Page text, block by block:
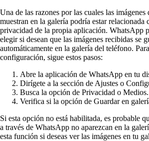
Una de las razones por las cuales las
muestran en la galería podría estar
privacidad de la propia aplicación. WhatsApp
elegir si desean que las imágenes recibidas se
automáticamente en la galería del teléfono.
configuración, sigue estos pasos:
Abre la aplicación de WhatsApp en tu
Dirígete a la sección de Ajustes o
Busca la opción de Privacidad o Medios.
Verifica si la opción de Guardar en
Si esta opción no está habilitada, es probable
a través de WhatsApp no aparezcan en la
esta función si deseas ver las imágenes en tu